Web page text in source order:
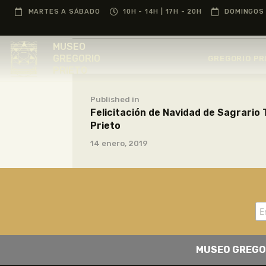
MARTES A SÁBADO 10H - 14H | 17H - 20H
MUSEO
Published in
Felicitación de Navidad de Sagrario
Prieto
14 enero, 2019
MUSEO